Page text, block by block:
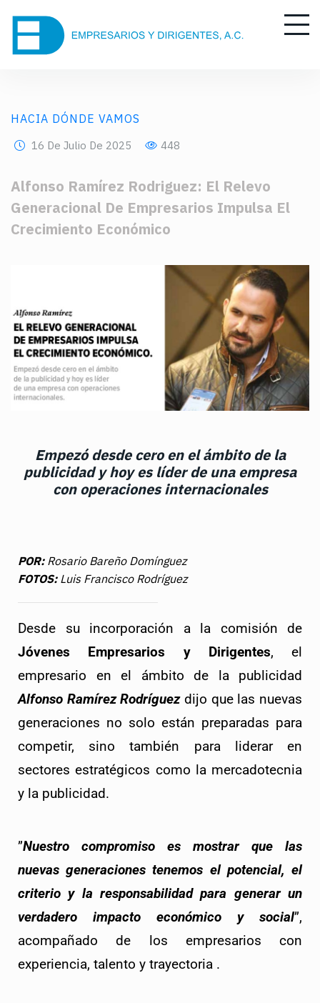
HACIA DÓNDE VAMOS
16 De Julio De 2025 448
Alfonso Ramírez Rodriguez: El Relevo
Generacional De Empresarios Impulsa El
Crecimiento Económico
Empezó desde cero en el ámbito de la
publicidad y hoy es líder de una empresa
con operaciones internacionales
POR: Rosario Bareño Domínguez
FOTOS: Luis Francisco Rodríguez
Desde su incorporación a la comisión de
Jóvenes Empresarios y Dirigentes, el
empresario en el ámbito de la publicidad
Alfonso Ramírez Rodríguezdijo que las nuevas
generaciones no solo están preparadas para
competir, sino también para liderar en
sectores estratégicos como la mercadotecnia
y la publicidad.
”Nuestro compromiso es mostrar que las
nuevas generaciones tenemos el potencial, el
criterio y la responsabilidad para generar un
verdadero impacto económico y social”,
acompañado de los empresarios con
experiencia, talento y trayectoria .